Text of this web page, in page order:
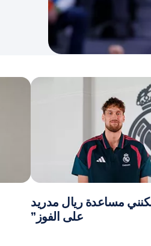
مساعدة ريال مدريد
على الفوز”